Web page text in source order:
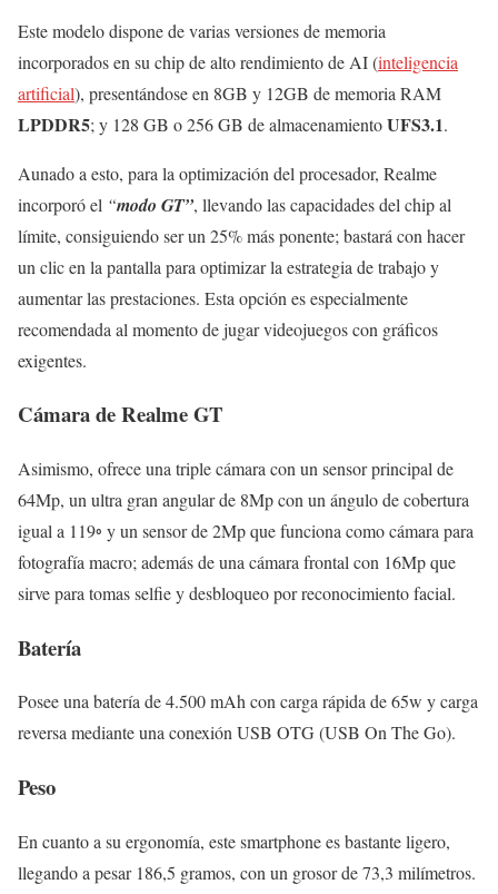
Este modelo dispone de varias versiones de memoria
incorporados en su chip de alto rendimiento de AI (inteligencia
artificial), presentándose en 8GB y 12GB de memoria RAM
LPDDR5; y 128 GB o 256 GB de almacenamientoUFS3.1.
Aunado a esto, para la optimización del procesador, Realme
incorporó el “modo GT”, llevando las capacidades del chip al
límite, consiguiendo ser un 25% más ponente; bastará con hacer
un clic en la pantalla para optimizar la estrategia de trabajo y
aumentar las prestaciones. Esta opción es especialmente
recomendada al momento de jugar videojuegos con gráficos
exigentes.
Cámara de Realme GT
Asimismo, ofrece una triple cámara con un sensor principal de
64Mp, un ultra gran angular de 8Mp con un ángulo de cobertura
igual a 119◦ y un sensor de 2Mp que funciona como cámara para
fotografía macro; además de una cámara frontal con 16Mp que
sirve para tomas selfie y desbloqueo por reconocimiento facial.
Batería
Posee una batería de 4.500 mAh con carga rápida de 65w y carga
reversa mediante una conexión USB OTG (USB On The Go).
Peso
En cuanto a su ergonomía, este smartphone es bastante ligero,
llegando a pesar 186,5 gramos, con un grosor de 73,3 milímetros.